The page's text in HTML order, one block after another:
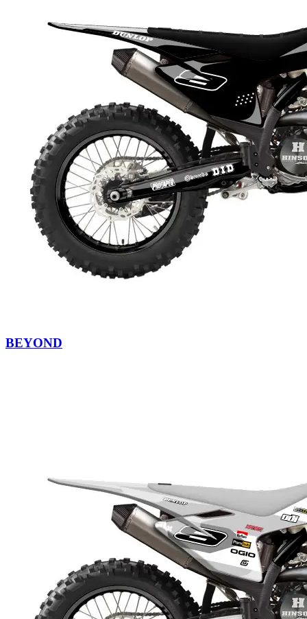
BEYOND